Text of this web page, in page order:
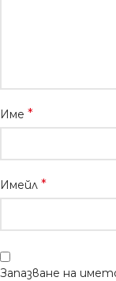
Име *
Имейл *
Запазване на